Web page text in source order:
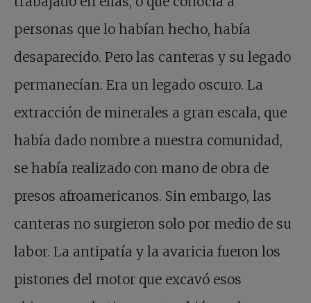
personas que lo habían hecho, había
desaparecido. Pero las canteras y su legado
permanecían. Era un legado oscuro. La
extracción de minerales a gran escala, que
había dado nombre a nuestra comunidad,
se había realizado con mano de obra de
presos afroamericanos. Sin embargo, las
canteras no surgieron solo por medio de su
labor. La antipatía y la avaricia fueron los
pistones del motor que excavó esos